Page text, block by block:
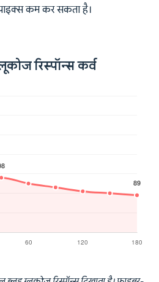
कम कर सकता है।
रिस्पॉन्स कर्व